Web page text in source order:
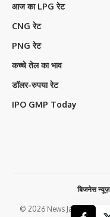
आज का LPG रेट
CNG रेट
PNG रेट
कच्चे तेल का भाव
डॉलर-रुपया रेट
IPO GMP Today
© 2026 News Jagran
बिजनेस न्यूज़